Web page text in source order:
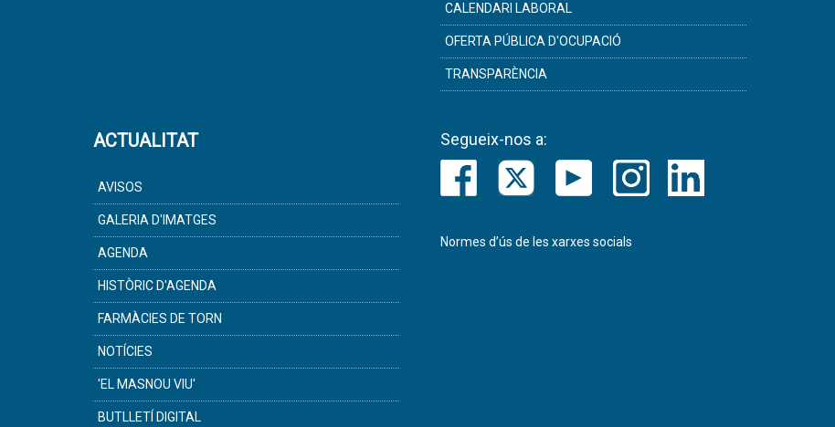
CALENDARI LABORAL
OFERTA PÚBLICA D'OCUPACIÓ
TRANSPARÈNCIA
ACTUALITAT
AVISOS
GALERIA D'IMATGES
AGENDA
HISTÒRIC D'AGENDA
FARMÀCIES DE TORN
NOTÍCIES
'EL MASNOU VIU'
BUTLLETÍ DIGITAL
Segueix-nos a:
Normes d’ús de les xarxes socials